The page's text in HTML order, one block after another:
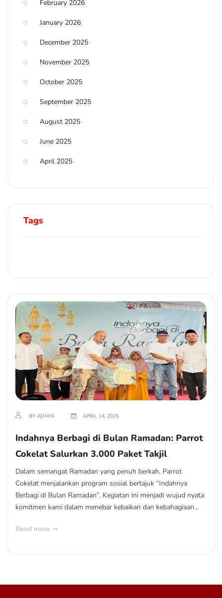
February 2026
January 2026
December 2025
November 2025
October 2025
September 2025
August 2025
June 2025
April 2025
Tags
BY ADMIN APRIL 14, 2025
Indahnya Berbagi di Bulan Ramadan: Parrot
Cokelat Salurkan 3.000 Paket Takjil
Dalam semangat Ramadan yang penuh berkah, Parrot
Cokelat menjalankan program sosial bertajuk “Indahnya
Berbagi di Bulan Ramadan”. Kegiatan ini menjadi wujud nyata
komitmen kami dalam menebar kebaikan dan kebahagiaan...
Read more